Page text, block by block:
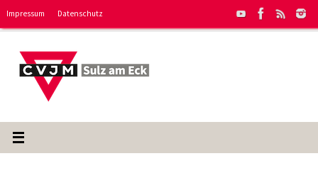
Impressum Datenschutz